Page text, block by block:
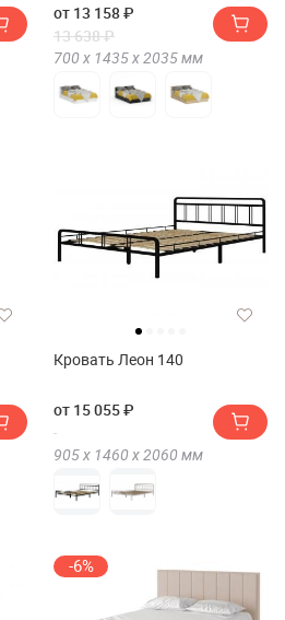
от 13 158 ₽
13 638 ₽
700 х 1435 х 2035мм
Кровать Леон 140
от 15 055 ₽
905 х 1460 х2060 мм
-6%